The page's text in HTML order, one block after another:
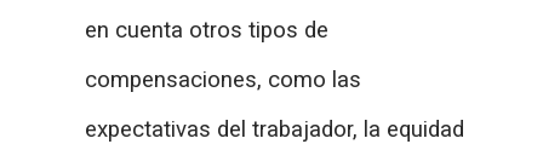
en cuenta otros tipos de
compensaciones, como las
expectativas del trabajador, la equidad